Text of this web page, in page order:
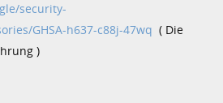
security-
GHSA-h637-c88j-47wq ( Die
)